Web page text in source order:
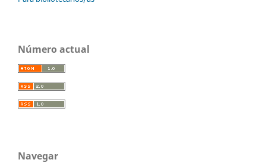
Número actual
Navegar